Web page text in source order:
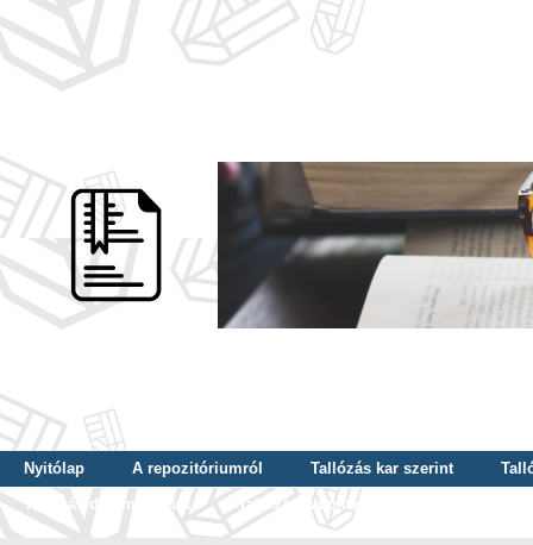
Nyitólap A repozitóriumról Tallózás kar szerint
Tallózás dátum szerint
Tallózás tudományterület szerint